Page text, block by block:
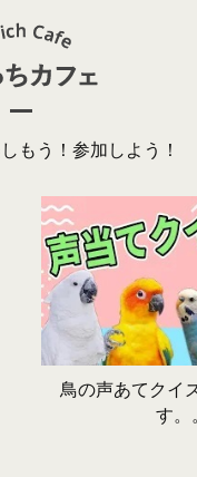
もう！参加しよう！
鳥の声あてクイ
す。